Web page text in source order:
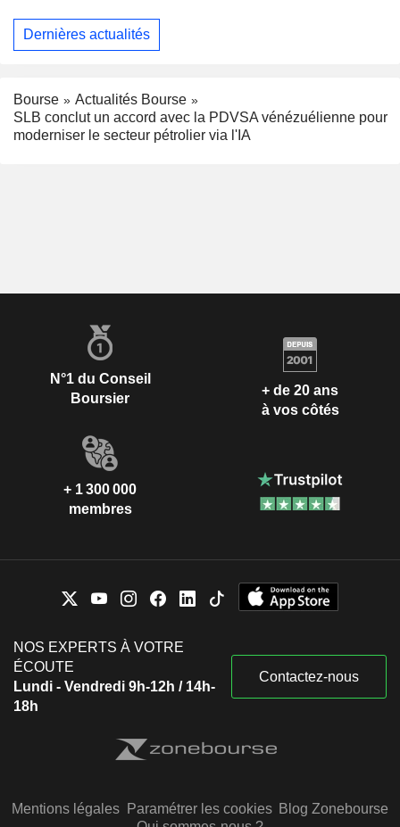
Dernières actualités
Bourse
Actualités Bourse
SLB conclut un accord avec la PDVSA vénézuélienne pour
moderniser le secteur pétrolier via l'IA
N°1 du Conseil
Boursier
+ de 20 ans
à vos côtés
+ 1 300 000
membres
NOS EXPERTS À VOTRE
ÉCOUTE
Lundi - Vendredi 9h-12h / 14h-
18h
Contactez-nous
Mentions légales Paramétrer les cookies Blog Zonebourse